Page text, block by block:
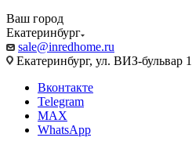
Ваш город
Екатеринбург
sale@inredhome.ru
Екатеринбург, ул. ВИЗ-бульвар
Вконтакте
Telegram
MAX
WhatsApp